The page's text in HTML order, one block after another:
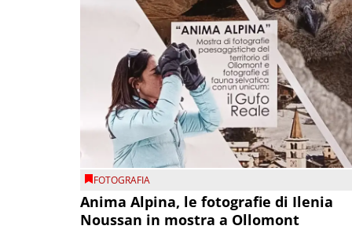
FOTOGRAFIA
Anima Alpina, le fotografie di Ilenia
Noussan in mostra a Ollomont